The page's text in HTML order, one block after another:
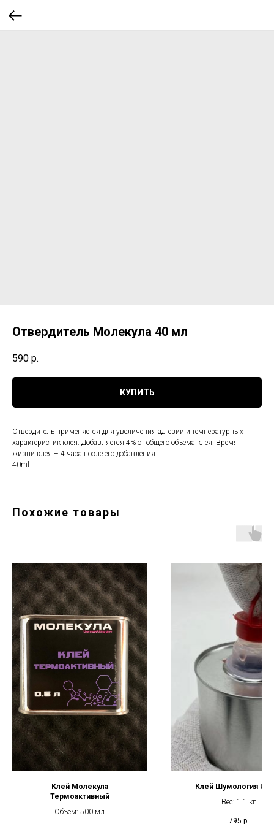
Отвердитель Молекула 40 мл
590 р.
КУПИТЬ
Отвердитель применяется для увеличения адгезии и температурных
характеристик клея. Добавляется 4% от общего объема клея. Время
жизни клея – 4 часа после его добавления.
40ml
Похожие товары
Клей Молекула
Термоактивный
Объем: 500 мл
Клей Шумология
Вес: 1.1 кг
795 р.